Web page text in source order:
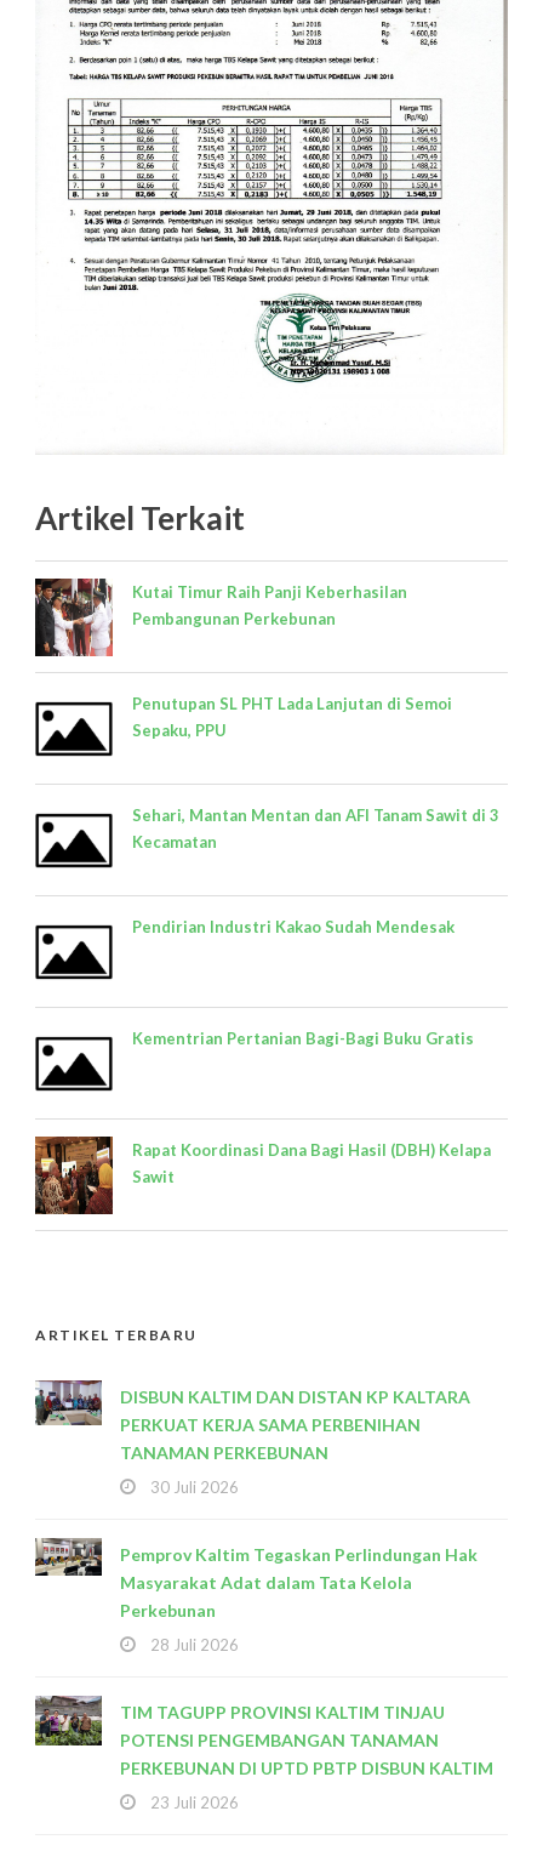
Artikel Terkait
Kutai Timur Raih Panji Keberhasilan
Pembangunan Perkebunan
Penutupan SL PHT Lada Lanjutan di Semoi
Sepaku, PPU
Sehari, Mantan Mentan dan AFI Tanam Sawit di 3
Kecamatan
Pendirian Industri Kakao Sudah Mendesak
Kementrian Pertanian Bagi-Bagi Buku Gratis
Rapat Koordinasi Dana Bagi Hasil (DBH) Kelapa
Sawit
ARTIKEL TERBARU
DISBUN KALTIM DAN DISTAN KP KALTARA
PERKUAT KERJA SAMA PERBENIHAN
TANAMAN PERKEBUNAN
30 Juli 2026
Pemprov Kaltim Tegaskan Perlindungan Hak
Masyarakat Adat dalam Tata Kelola
Perkebunan
28 Juli 2026
TIM TAGUPP PROVINSI KALTIM TINJAU
POTENSI PENGEMBANGAN TANAMAN
PERKEBUNAN DI UPTD PBTP DISBUN KALTIM
23 Juli 2026